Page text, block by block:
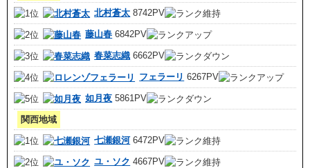
北村蒼太 8742PV
藤山春 6842PV
春菜志織 6662PV
フェラーリ 6267PV
如月夜 5861PV
関西地域
七瀬銀河6472PV
ユ・ソク 4667PV